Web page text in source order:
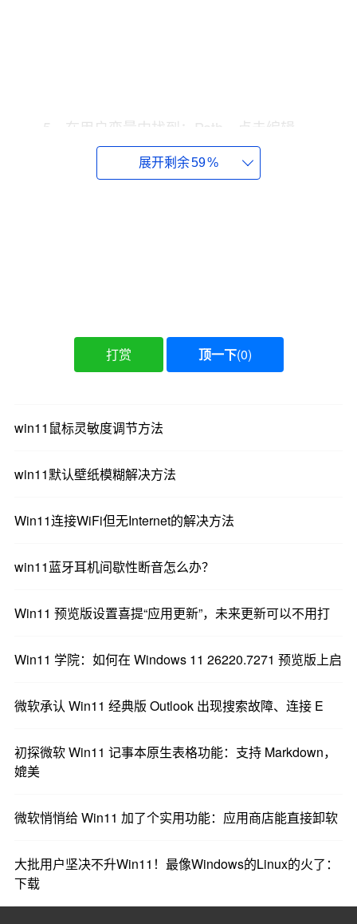
5、在用户变量中找到：Path，点击编辑。
加%path%并保存。然后bat文件可以正常打开。
展开剩余59%
打赏 顶一下(0)
win11鼠标灵敏度调节方法
win11默认壁纸模糊解决方法
Win11连接WiFi但无Internet的解决方法
win11蓝牙耳机间歇性断音怎么办？
Win11 预览版设置喜提“应用更新”，未来更新可以不用打
Win11 学院：如何在 Windows 11 26220.7271 预览版上启
微软承认 Win11 经典版 Outlook 出现搜索故障、连接 E
初探微软 Win11 记事本原生表格功能：支持 Markdown，
媲美
微软悄悄给 Win11 加了个实用功能：应用商店能直接卸软
大批用户坚决不升Win11！最像Windows的Linux的火了：
下载